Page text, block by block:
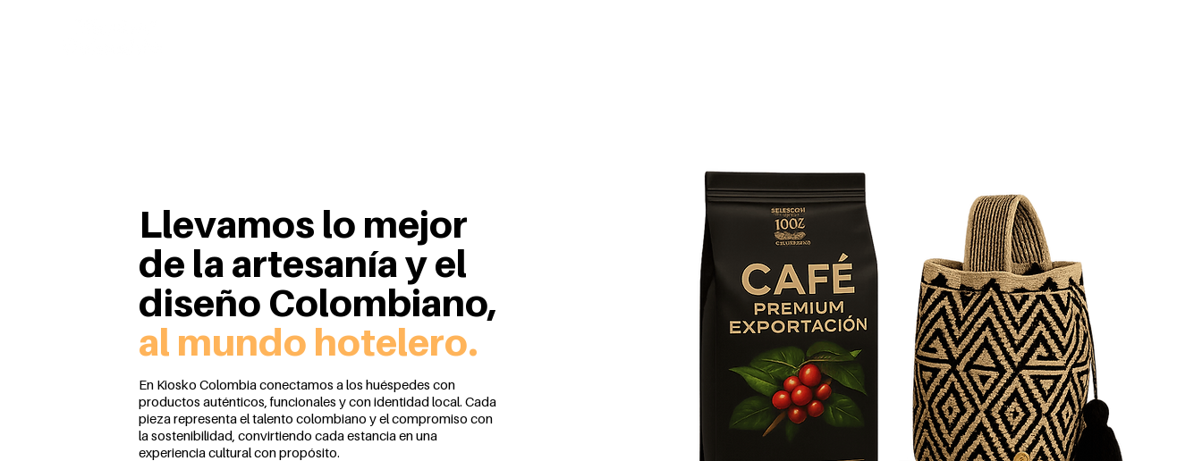
Llevamos lo mejor
de la artesanía y el
diseño Colombiano,
al mundo hotelero.
En Kiosko Colombia conectamos a los huéspedes con
productos auténticos, funcionales y con identidad local. Cada
pieza representa el talento colombiano y el compromiso con
la sostenibilidad, convirtiendo cada estancia en una
experiencia cultural con propósito.